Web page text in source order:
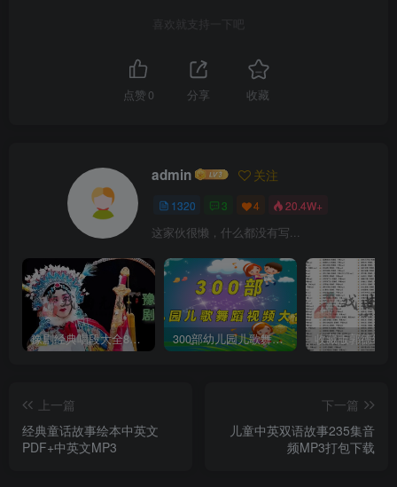
喜欢就支持一下吧
点赞 0 分享 收藏
admin 关注
1320 3 4 20.4W+
这家伙很懒，什么都没有写...
豫剧经典唱段大全850首mp3打包戏曲下载 300部幼儿园儿歌舞蹈视频大合集
上一篇
经典童话故事绘本中英文
PDF+中英文MP3
下一篇
儿童中英双语故事235集音
频MP3打包下载